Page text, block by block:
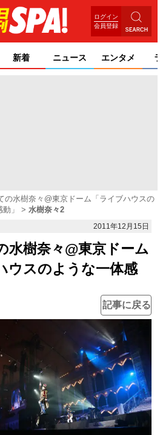
ログイン
会員登録
新着 ニュース エンタメ
の水樹奈々@東京ドーム「ライブハウスの
」
水樹奈々2
2011年12月15日
水樹奈々@東京ドーム
ウスのような一体感
記事に戻る